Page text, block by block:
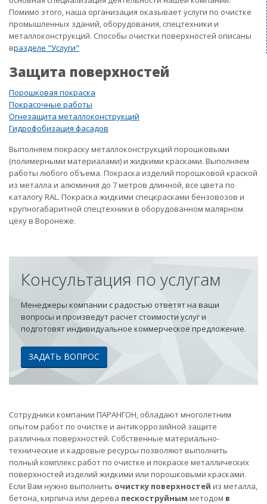
Помимо этого, наша организация оказывает услуги по очистке
промышленных зданий, оборудования, спецтехники и
металлоконструкций. Способы очистки поверхностей описаны
вразделе "Услуги"
Защита поверхностей
Порошковая покраска
Покрасочные работы
Огнезащита металлоконструкций
Гидрофобизация фасадов
Выполняем покраску металлоконструкций порошковыми
(полимерными материалами) и жидкими красками. Выполняем
работы любого объема. Покраска изделий порошковой краской
из металла и алюминия до 7 метров длинной, все цвета по
каталогу RAL. Покраска жидкими спецкрасками бензовозов и
крупногабаритной спецтехники в оборудованном малярном
цеху в Воронеже.
Консультация по услугам
Менеджеры компании с радостью ответят на ваши
вопросы и произведут расчет стоимости услуг и
подготовят индивидуальное коммерческое предложение.
ЗАДАТЬ ВОПРОС
Сотрудники компании ПАРАНГОН, обладают многолетним
опытом работ по очистке и антикоррозийной защите
различных поверхностей. Собственные материально-
технические и кадровые ресурсы позволяют выполнить
полный комплекс работ по очистке и покраске металлических
поверхностей изделий жидкими или порошковыми красками.
Если Вам нужно выполнить очистку поверхностей из металла,
бетона, кирпича или дерева пескоструйным методом в